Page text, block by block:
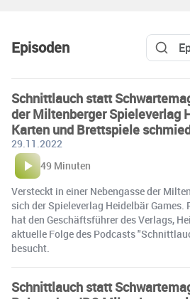
Episoden
Schnittlauch statt
der Miltenberger Spieleverlag
Karten und Brettspiele
29.11.2022
49 Minuten
Versteckt in einer Nebengasse der
sich der Spieleverlag Heidelbär
hat den Geschäftsführer des Verlags,
aktuelle Folge des Podcasts
besucht.
Schnittlauch statt